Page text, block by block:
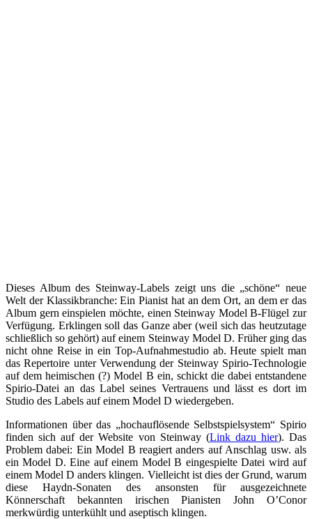
Dieses Album des Steinway-Labels zeigt uns die „schöne“ neue
Welt der Klassikbranche: Ein Pianist hat an dem Ort, an dem er das
Album gern einspielen möchte, einen Steinway Model B-Flügel zur
Verfügung. Erklingen soll das Ganze aber (weil sich das heutzutage
schließlich so gehört) auf einem Steinway Model D. Früher ging das
nicht ohne Reise in ein Top-Aufnahmestudio ab. Heute spielt man
das Repertoire unter Verwendung der Steinway Spirio-Technologie
auf dem heimischen (?) Model B ein, schickt die dabei entstandene
Spirio-Datei an das Label seines Vertrauens und lässt es dort im
Studio des Labels auf einem Model D wiedergeben.
Informationen über das „hochauflösende Selbstspielsystem“ Spirio
finden sich auf der Website von Steinway (Link dazu hier). Das
Problem dabei: Ein Model B reagiert anders auf Anschlag usw. als
ein Model D. Eine auf einem Model B eingespielte Datei wird auf
einem Model D anders klingen. Vielleicht ist dies der Grund, warum
diese Haydn-Sonaten des ansonsten für ausgezeichnete
Könnerschaft bekannten irischen Pianisten John O’Conor
merkwürdig unterkühlt und aseptisch klingen.